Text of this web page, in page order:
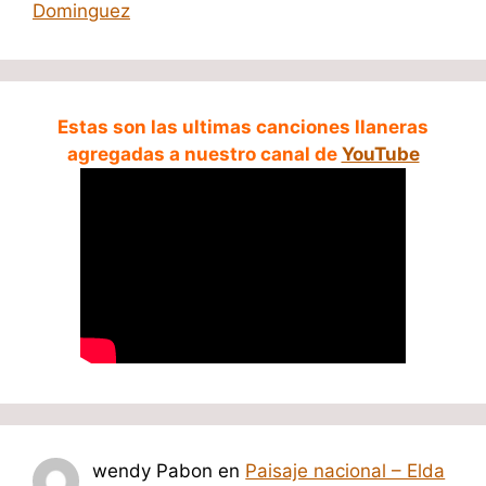
Dominguez
Estas son las ultimas canciones llaneras
agregadas a nuestro canal de YouTube
wendy Pabon en Paisaje nacional – Elda